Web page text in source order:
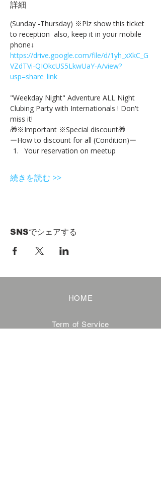
詳細
(Sunday -Thursday) ※Plz show this ticket
to reception  also, keep it in your mobile
phone↓
https://drive.google.com/file/d/1yh_xXkC_G
VZdTVi-QIOkcUS5LkwUaY-A/view?
usp=share_link
"Weekday Night" Adventure ALL Night
Clubing Party with Internationals ! Don't
miss it!
🎁※Important ※Special discount🎁
ーHow to discount for all (Condition)ー
Your reservation on meetup
続きを読む >>
SNSでシェアする
HOME
Term of Service